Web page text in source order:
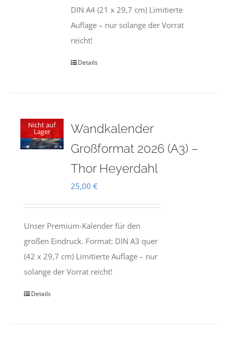
DIN A4 (21 x 29,7 cm) Limitierte
Auflage – nur solange der Vorrat
reicht!
Details
Nicht auf
Lager
Wandkalender
Großformat 2026 (A3) –
Thor Heyerdahl
25,00€
Unser Premium-Kalender für den
großen Eindruck. Format: DIN A3 quer
(42 x 29,7 cm) Limitierte Auflage – nur
solange der Vorrat reicht!
Details